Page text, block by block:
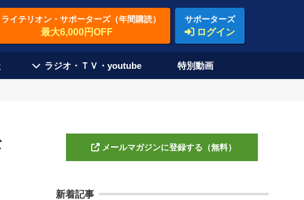
ライテリオン・サポーターズ（年間購読）
最大6,000円OFF
サポーターズ
ログイン
ラジオ・ＴＶ・youtube 特別動画
メールマガジンに登録する（無料）
新着記事